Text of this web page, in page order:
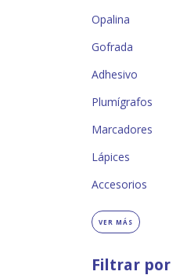
Opalina
Gofrada
Adhesivo
Plumígrafos
Marcadores
Lápices
Accesorios
VER MÁS
Filtrar por